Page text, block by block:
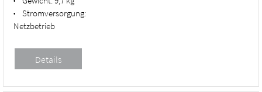
•
Stromversorgung:
Netzbetrieb